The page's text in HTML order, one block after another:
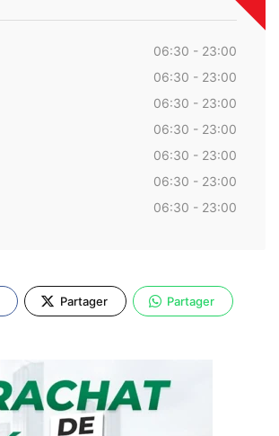
06:30 - 23:00
06:30 - 23:00
06:30 - 23:00
06:30 - 23:00
06:30 - 23:00
06:30 - 23:00
06:30 - 23:00
Partager Partager